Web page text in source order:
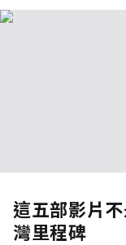
這五部影片
灣里程碑